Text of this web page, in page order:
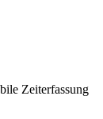
Zeiterfassung